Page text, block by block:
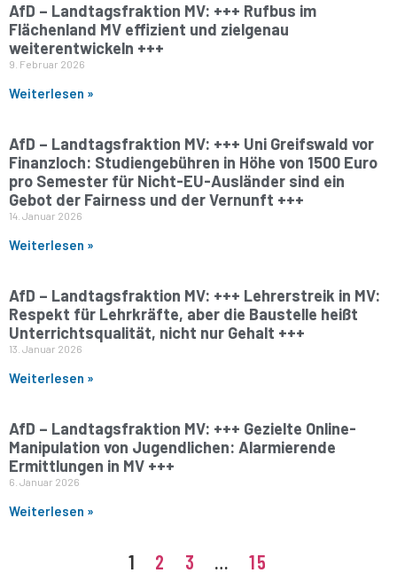
AfD – Landtagsfraktion MV: +++ Rufbus im
Flächenland MV effizient und zielgenau
weiterentwickeln +++
9. Februar 2026
Weiterlesen »
AfD – Landtagsfraktion MV: +++ Uni Greifswald vor
Finanzloch: Studiengebühren in Höhe von 1500 Euro
pro Semester für Nicht-EU-Ausländer sind ein
Gebot der Fairness und der Vernunft +++
14. Januar 2026
Weiterlesen »
AfD – Landtagsfraktion MV: +++ Lehrerstreik in MV:
Respekt für Lehrkräfte, aber die Baustelle heißt
Unterrichtsqualität, nicht nur Gehalt +++
13. Januar 2026
Weiterlesen »
AfD – Landtagsfraktion MV: +++ Gezielte Online-
Manipulation von Jugendlichen: Alarmierende
Ermittlungen in MV +++
6. Januar 2026
Weiterlesen »
1 2 3 … 15